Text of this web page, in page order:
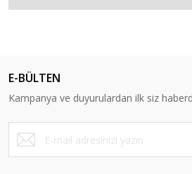
E-BÜLTEN
Kampanya ve duyurulardan ilk siz